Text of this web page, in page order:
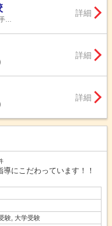
…
詳細
詳細
詳細
にこだわっています！！
験, 大学受験